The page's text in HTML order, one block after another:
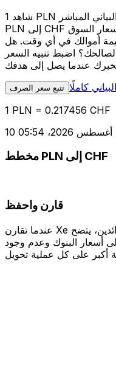
شاهد 1 PLN الخاص بك أثناء الحركة. يتتبع الرسم البياني المباشر
PLN إلى CHF الخاص بنا على مدار 12 شهرًا من أسعار السوق
أموالك في أي وقت. هل
اضبط تنبيه السعر
تتبع سعر الصرف كاملًا
1 PLN = 0.217456 CHF
مخطط PLN إلى CHF
قارن واحفظ
عندما تقارن Xe بالبنوك الرائدة ومقدمي الخدمات الرائدين، يتضح
أسعار البنوك وعدم وجود